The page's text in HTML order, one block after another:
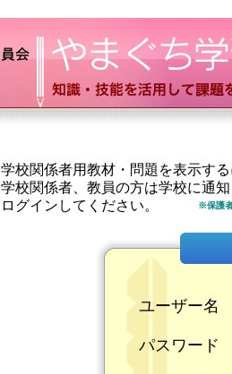
学校関係者用教材・問題を表示す
学校関係者、教員の方は学校に通
ログインしてください。
※保護
ユーザー名
パスワード